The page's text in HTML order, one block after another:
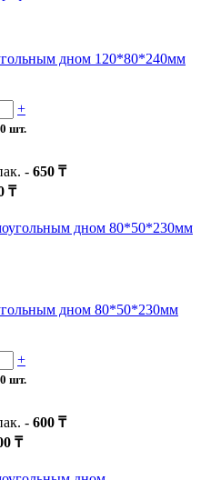
дном 120*80*240мм
+
шт.
- 650 ₸
₸
дном 80*50*230мм
+
шт.
- 600 ₸
₸